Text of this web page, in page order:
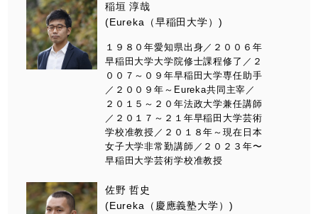
稲垣 淳哉
(Eureka（早稲田大学）)
１９８０年愛知県出身／２００６年
早稲田大学大学院修士課程修了／２
００７～０９年早稲田大学専任助手
／２００９年～Eureka共同主宰／
２０１５～２０年法政大学兼任講師
／２０１７～２１年早稲田大学芸術
学校准教授／２０１８年～現在日本
女子大学非常勤講師／２０２３年〜
早稲田大学芸術学校准教授
佐野 哲史
(Eureka（慶應義塾大学）)